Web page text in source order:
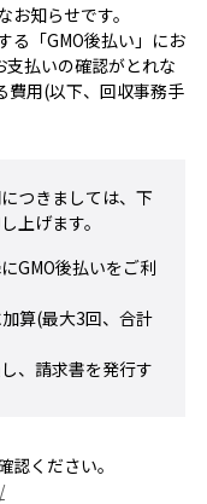
お知らせです。
る「GMO後払い」にお
払いの確認がとれな
費用(以下、回収事務手
つきましては、下
上げます。
GMO後払いをご利
算(最大3回、合計
、請求書を発行す
ください。